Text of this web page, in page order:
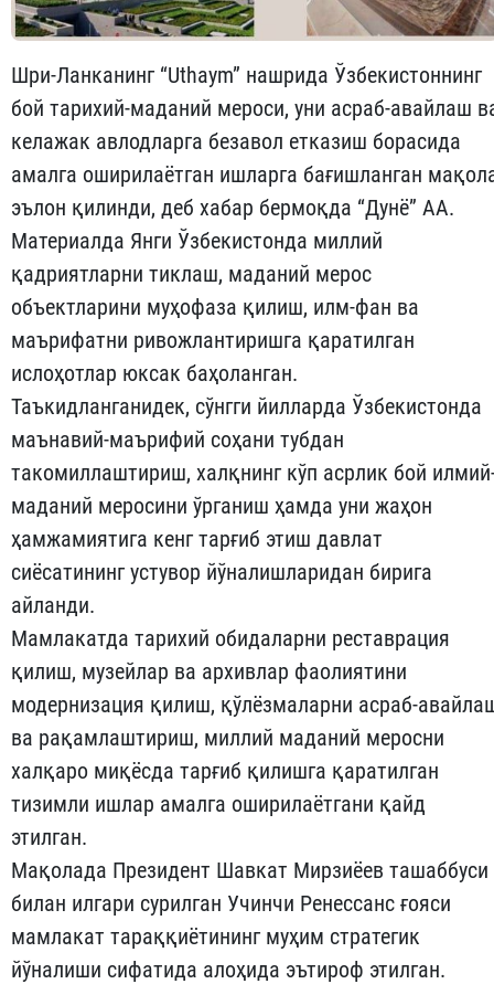
Шри-Ланканинг “Uthaym” нашрида Ўзбекистоннинг
бой тарихий-маданий мероси, уни асраб-авайлаш
келажак авлодларга безавол етказиш борасида
амалга оширилаётган ишларга бағишланган
эълон қилинди, деб хабар бермоқда “Дунё” АА.
Материалда Янги Ўзбекистонда миллий
қадриятларни тиклаш, маданий мерос
объектларини муҳофаза қилиш, илм-фан ва
маърифатни ривожлантиришга қаратилган
ислоҳотлар юксак баҳоланган.
Таъкидланганидек, сўнгги йилларда Ўзбекистонда
маънавий-маърифий соҳани тубдан
такомиллаштириш, халқнинг кўп асрлик бой
маданий меросини ўрганиш ҳамда уни жаҳон
ҳамжамиятига кенг тарғиб этиш давлат
сиёсатининг устувор йўналишларидан бирига
айланди.
Мамлакатда тарихий обидаларни реставрация
қилиш, музейлар ва архивлар фаолиятини
модернизация қилиш, қўлёзмаларни асраб-
ва рақамлаштириш, миллий маданий меросни
халқаро миқёсда тарғиб қилишга қаратилган
тизимли ишлар амалга оширилаётгани қайд
этилган.
Мақолада Президент Шавкат Мирзиёев ташаббуси
билан илгари сурилган Учинчи Ренессанс ғояси
мамлакат тараққиётининг муҳим стратегик
йўналиши сифатида алоҳида эътироф этилган.